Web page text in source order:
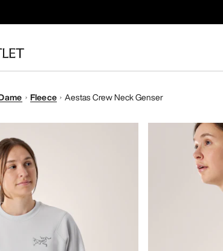
Fleece Aestas Crew Neck Genser